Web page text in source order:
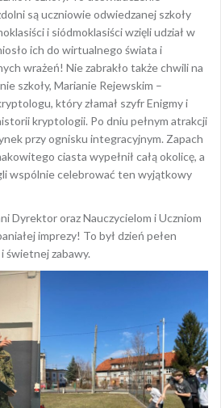
ciasta wypełnił całą okolicę, a
wspólnie celebrować ten wyjątkowy
Dyrektor oraz Nauczycielom i Uczniom
imprezy! To był dzień pełen
świetnej zabawy.